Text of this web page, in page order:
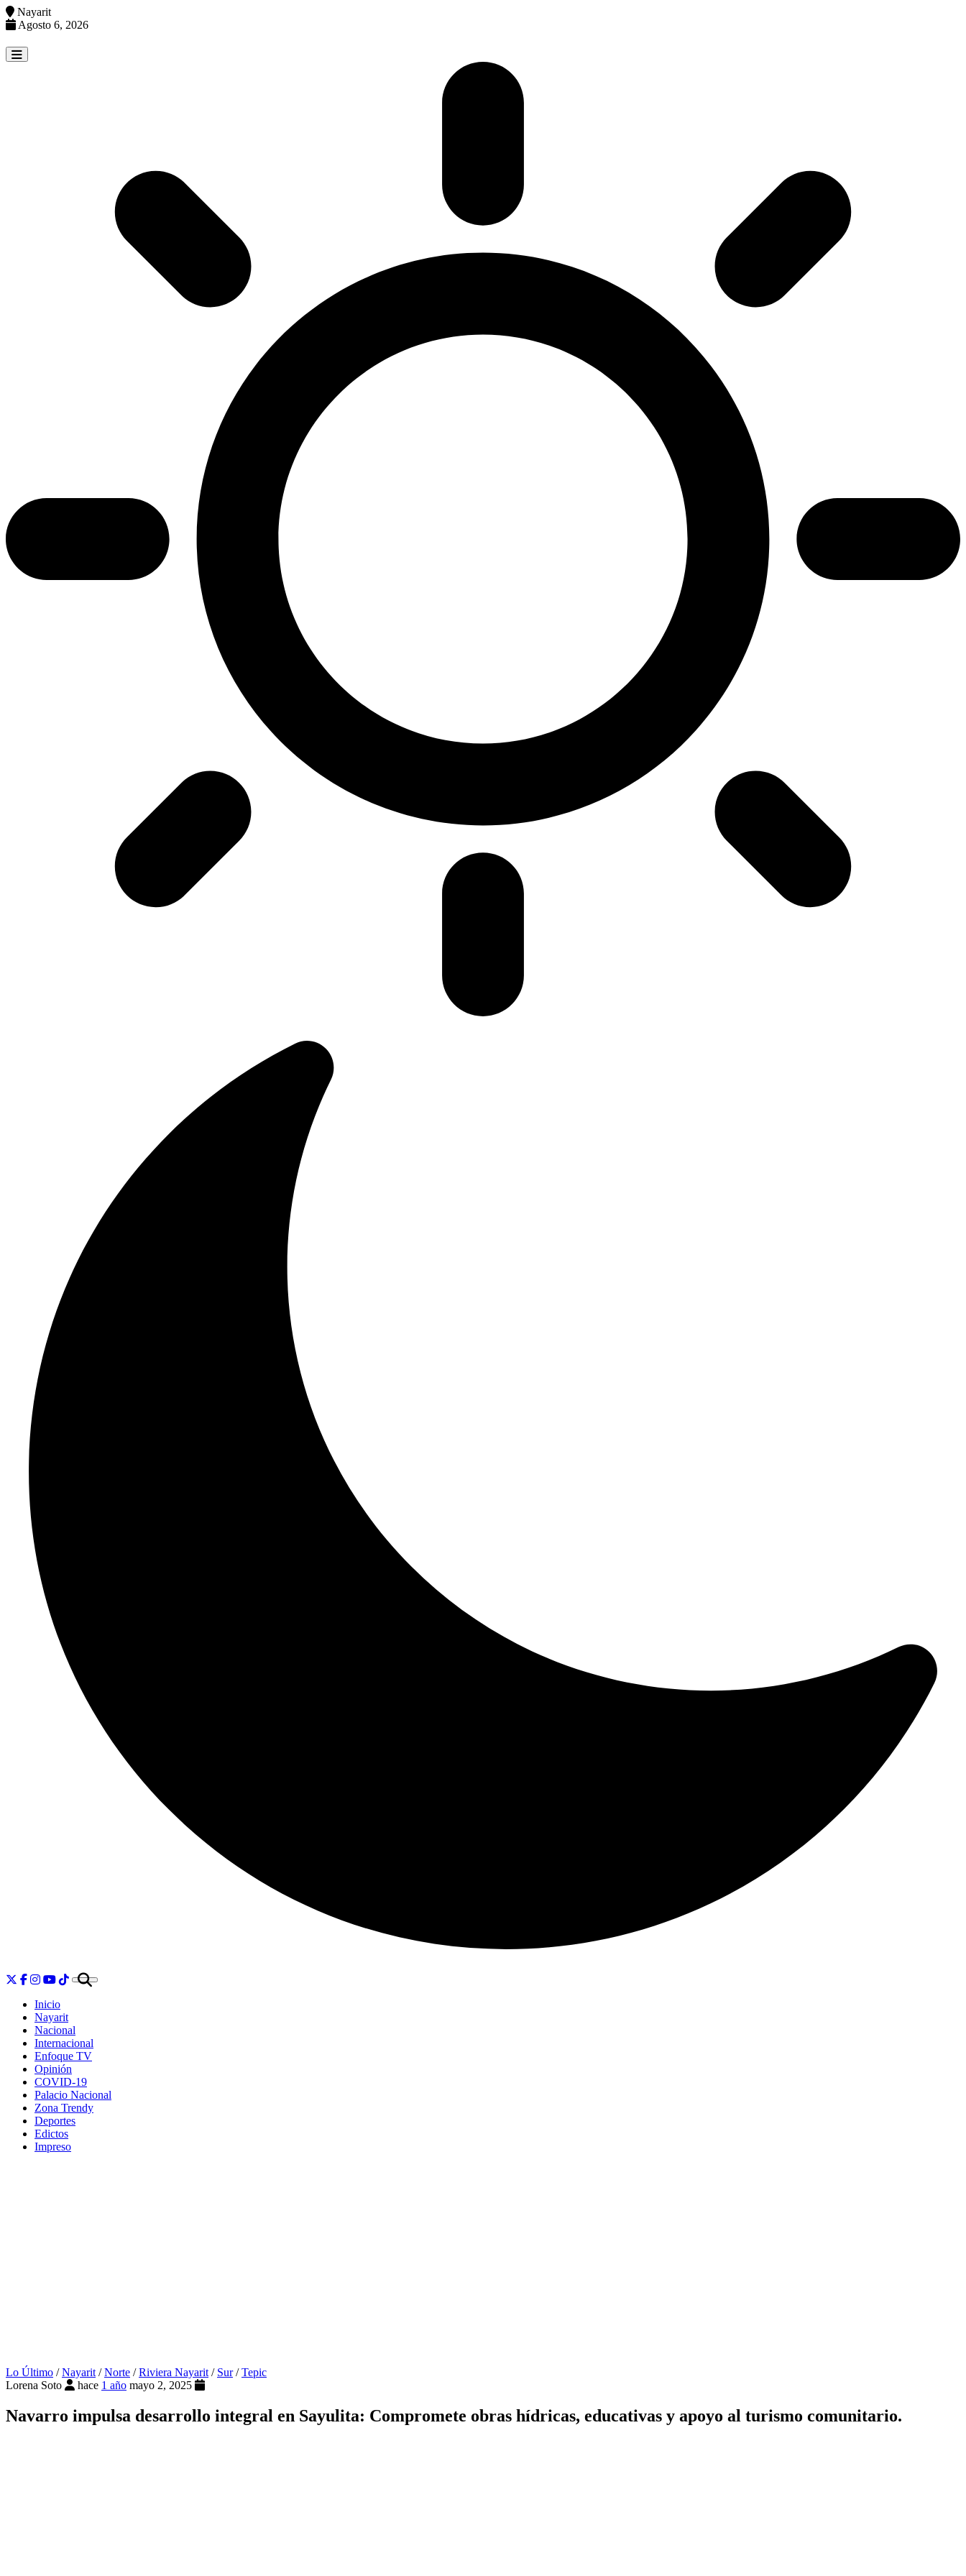
Nayarit
Agosto 6, 2026
to
content
Inicio
Nayarit
Nacional
Internacional
Enfoque TV
Opinión
COVID-19
Palacio Nacional
Zona Trendy
Deportes
Edictos
Impreso
Lo Último /Nayarit/Norte /Riviera Nayarit/ Sur/Tepic
Lorena Soto
hace 1 año mayo 2, 2025
Navarro impulsa desarrollo integral en Sayulita: Compromete obras hídricas, educativas y apoyo al turismo comunitario.